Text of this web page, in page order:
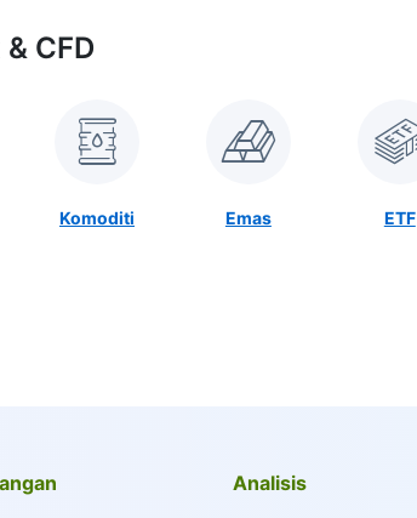
CFD
Komoditi Emas ETF
Analisis